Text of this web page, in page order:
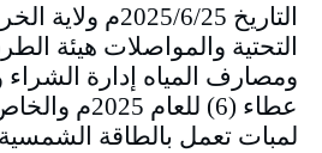
التاريخ 2025/6/
التحتية والمواصلات هيئة
ومصارف المياه إدارة الشراء
عطاء (6) للعام
لمبات تعمل بالطاقة